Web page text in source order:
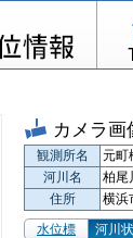
カメラ画
観測所名
元町
河川名
柏尾
住所
横浜
水位標
河川